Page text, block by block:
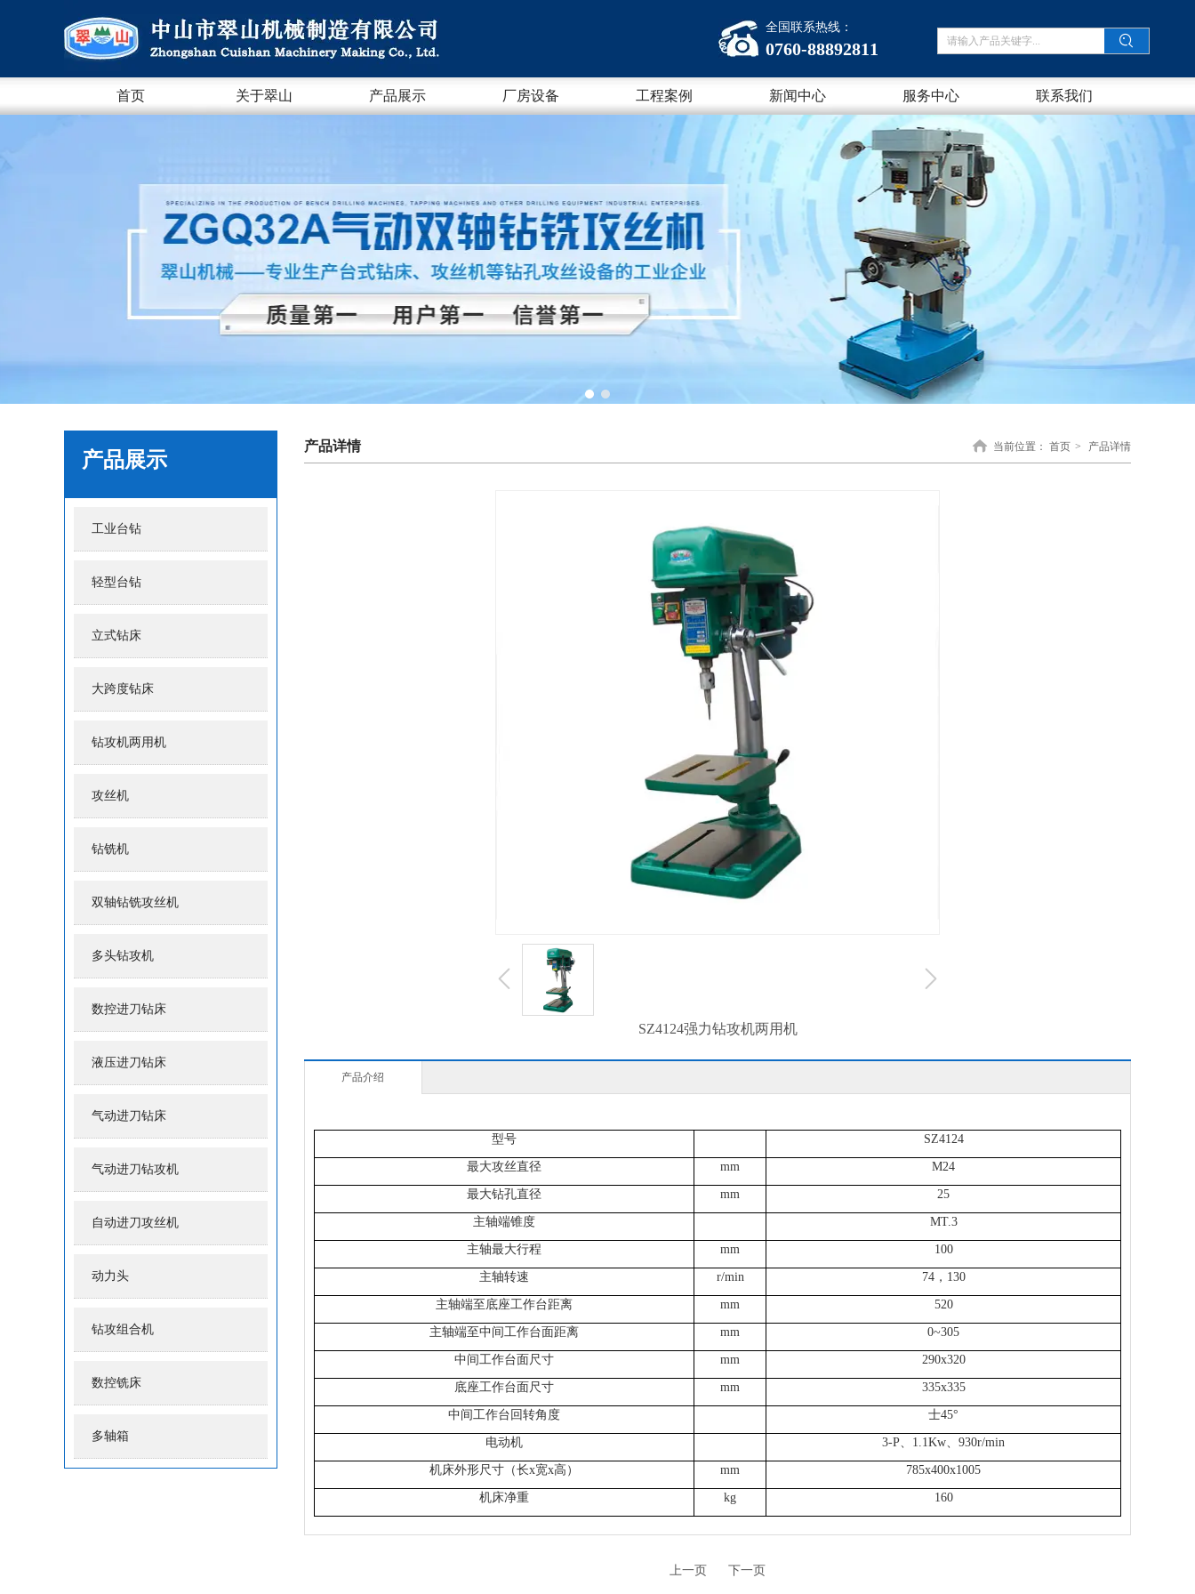
全国联系热线：
0760-88892811
首页 关于翠山 产品展示 厂房设备 工程案例 新闻中心 服务中心 联系我们
产品展示
工业台钻
轻型台钻
立式钻床
大跨度钻床
钻攻机两用机
攻丝机
钻铣机
双轴钻铣攻丝机
多头钻攻机
数控进刀钻床
液压进刀钻床
气动进刀钻床
气动进刀钻攻机
自动进刀攻丝机
动力头
钻攻组合机
数控铣床
多轴箱
产品详情 当前位置： 首页 > 产品详情
SZ4124强力钻攻机两用机
产品介绍
型号 SZ4124
最大攻丝直径 mm M24
最大钻孔直径 mm 25
主轴端锥度 MT.3
主轴最大行程 mm 100
主轴转速 r/min 74，130
主轴端至底座工作台距离 mm 520
主轴端至中间工作台面距离 mm 0~305
中间工作台面尺寸 mm 290x320
底座工作台面尺寸 mm 335x335
中间工作台回转角度 士45°
电动机 3-P、1.1Kw、930r/min
机床外形尺寸（长x宽x高） mm 785x400x1005
机床净重 kg 160
上一页 下一页